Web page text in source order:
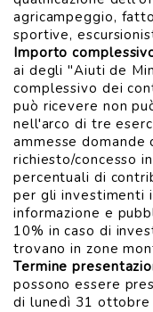
agricampeggio,
sportive,
Importo
ai degli "Aiuti de
complessivo dei
può ricevere non
nell'arco di tre
ammesse domande
richiesto/concesso
percentuali di
per gli investimenti
informazione e
10% in caso di
trovano in zone
Termine
possono essere
di lunedì 31 ottobre